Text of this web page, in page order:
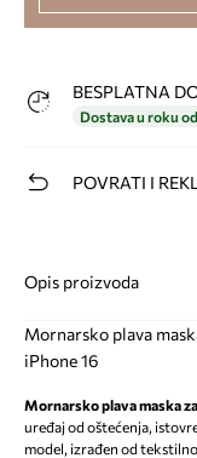
BESPLATNA
Dostava u roku
POVRATI I
Opis proizvoda
Mornarsko plava
iPhone 16
Mornarsko plava maska
uređaj od oštećenja,
model, izrađen od